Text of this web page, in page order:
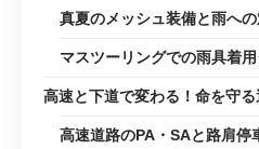
真夏のメッシュ装備と雨へ
マスツーリングでの雨具着
高速と下道で変わる！命を守
高速道路のPA・SAと路肩停